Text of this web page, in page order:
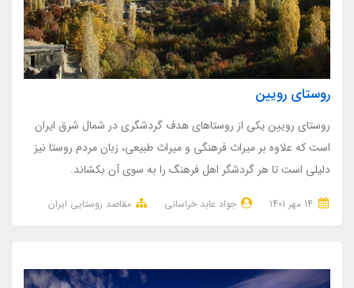
روستای رویین
روستای رویین یکی از روستاهای هدف گردشگری در شمال شرق ایران
است که علاوه بر میراث فرهنگی و میراث طبیعی، زبان مردم روستا نیز
دلیلی است تا هر گردشگر اهل فرهنگ را به سوی آن بکشاند.
جواد عابد خراسانی مقاصد روستایی ایران